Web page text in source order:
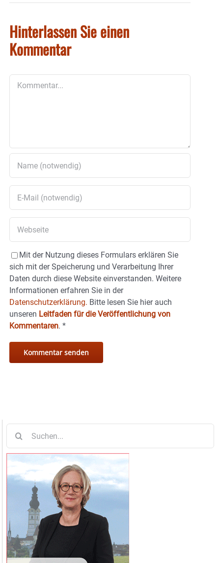
Hinterlassen Sie einen
Kommentar
Mit der Nutzung dieses Formulars erklären Sie
sich mit der Speicherung und Verarbeitung Ihrer
Daten durch diese Website einverstanden. Weitere
Informationen erfahren Sie in der
Datenschutzerklärung. Bitte lesen Sie hier auch
unseren Leitfaden für die Veröffentlichung von
Kommentaren. *
nach: